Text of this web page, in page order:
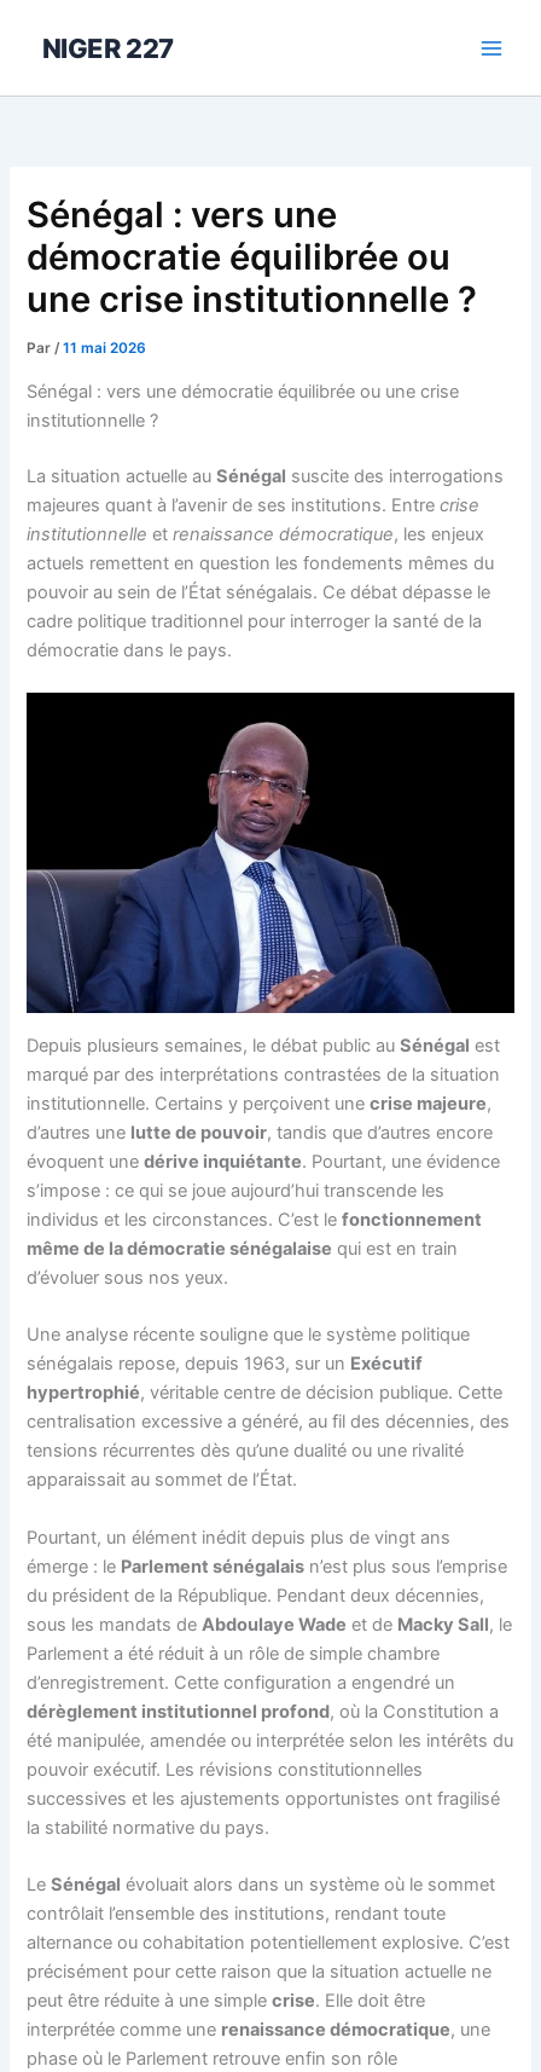
NIGER 227
Sénégal : vers une
démocratie équilibrée ou
une crise institutionnelle ?
Par/11 mai 2026
Sénégal : vers une démocratie équilibrée ou une crise
institutionnelle ?
La situation actuelle auSénégal suscite des interrogations
majeures quant à l’avenir de ses institutions. Entrecrise
institutionnelle etrenaissance démocratique, les enjeux
actuels remettent en question les fondements mêmes du
pouvoir au sein de l’État sénégalais. Ce débat dépasse le
cadre politique traditionnel pour interroger la santé de la
démocratie dans le pays.
Depuis plusieurs semaines, le débat public auSénégal est
marqué par des interprétations contrastées de la situation
institutionnelle. Certains y perçoivent unecrise majeure,
d’autres une lutte de pouvoir, tandis que d’autres encore
évoquent unedérive inquiétante. Pourtant, une évidence
s’impose : ce qui se joue aujourd’hui transcende les
individus et les circonstances. C’est lefonctionnement
même de la démocratie sénégalaise qui est en train
d’évoluer sous nos yeux.
Une analyse récente souligne que le système politique
sénégalais repose, depuis 1963, sur un Exécutif
hypertrophié, véritable centre de décision publique. Cette
centralisation excessive a généré, au fil des décennies, des
tensions récurrentes dès qu’une dualité ou une rivalité
apparaissait au sommet de l’État.
Pourtant, un élément inédit depuis plus de vingt ans
émerge : le Parlement sénégalais n’est plus sous l’emprise
du président de la République. Pendant deux décennies,
sous les mandats deAbdoulaye Wade et de Macky Sall, le
Parlement a été réduit à un rôle de simple chambre
d’enregistrement. Cette configuration a engendré un
dérèglement institutionnel profond, où la Constitution a
été manipulée, amendée ou interprétée selon les intérêts du
pouvoir exécutif. Les révisions constitutionnelles
successives et les ajustements opportunistes ont fragilisé
la stabilité normative du pays.
LeSénégal évoluait alors dans un système où le sommet
contrôlait l’ensemble des institutions, rendant toute
alternance ou cohabitation potentiellement explosive. C’est
précisément pour cette raison que la situation actuelle ne
peut être réduite à une simplecrise. Elle doit être
interprétée comme une renaissance démocratique, une
phase où le Parlement retrouve enfin son rôle